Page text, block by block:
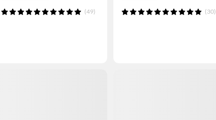
(49) (30)